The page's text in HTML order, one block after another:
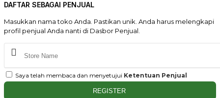
DAFTAR SEBAGAI PENJUAL
Masukkan nama toko Anda. Pastikan unik. Anda harus melengkapi
profil penjual Anda nanti di Dasbor Penjual.
Saya telah membaca dan menyetujui Ketentuan Penjual
REGISTER